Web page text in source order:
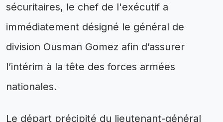
sécuritaires, le chef de l'exécutif a
immédiatement désigné le général de
division Ousman Gomez afin d’assurer
l’intérim à la tête des forces armées
nationales.
Le départ précipité du lieutenant-général